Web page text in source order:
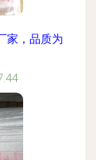
家，品质为